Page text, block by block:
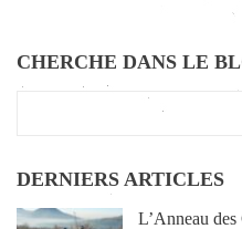
CHERCHE DANS LE
DERNIERS ARTICLES
L’Anneau